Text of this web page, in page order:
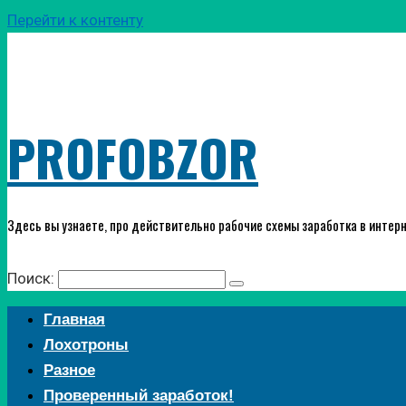
Перейти к контенту
PROFOBZOR
Здесь вы узнаете, про действительно рабочие схемы заработка в
Поиск:
Главная
Лохотроны
Разное
Проверенный заработок!